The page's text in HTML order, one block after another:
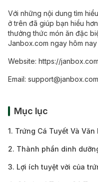
Với những nội dung tìm
ở trên đã giúp bạn hiểu
thưởng thức món ăn đặc
Janbox.com ngay hôm
Website: https://janbox.com
Email: support@janbox.com
Mục lục
1. Trứng Cá Tuyết Và
2. Thành phần dinh
3. Lợi ích tuyệt vời của